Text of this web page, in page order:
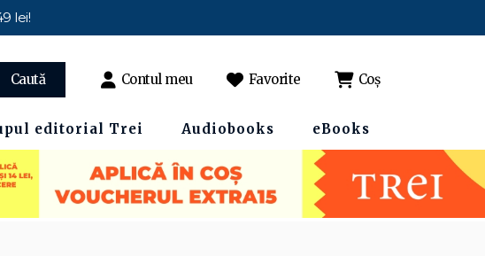
lei!
Caută Contul meu Favorite Coș
editorial Trei Audiobooks eBooks